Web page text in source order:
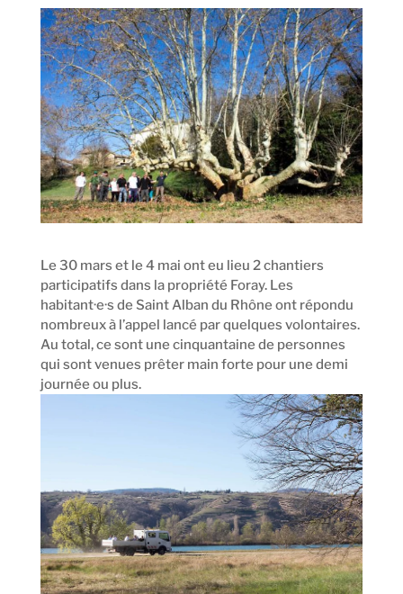
Le 30 mars et le 4 mai ont eu lieu 2 chantiers
participatifs dans la propriété Foray. Les
habitant·e·s de Saint Alban du Rhône ont répondu
nombreux à l’appel lancé par quelques volontaires.
Au total, ce sont une cinquantaine de personnes
qui sont venues prêter main forte pour une demi
journée ou plus.